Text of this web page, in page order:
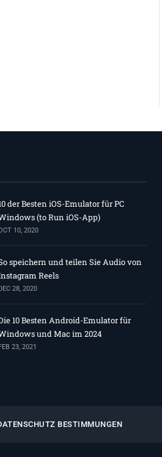
der Besten iOS-Emulator für PC
(to Run iOS-App)
10, 2020
speichern und teilen Sie Audio von
Reels
DEC 28, 2020
10 Besten Android-Emulator für
und Mac im 2024
FEB 23, 2021
BESTIMMUNGEN